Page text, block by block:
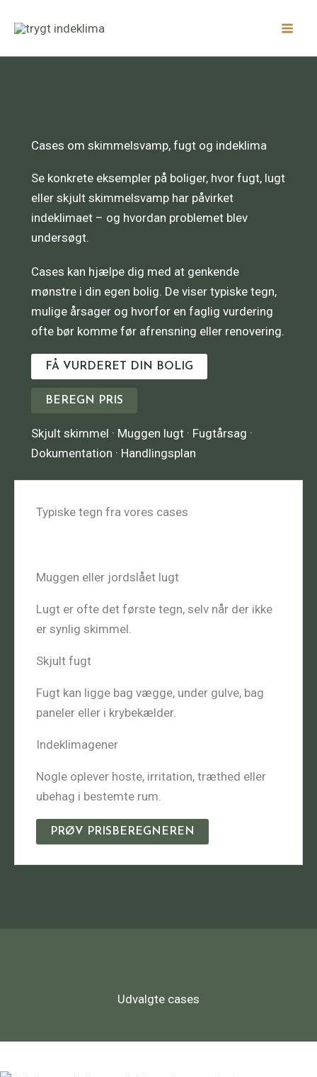
Cases om skimmelsvamp, fugt og indeklima
Se konkrete eksempler på boliger, hvor fugt, lugt
eller skjult skimmelsvamp har påvirket
indeklimaet – og hvordan problemet blev
undersøgt.
Cases kan hjælpe dig med at genkende
mønstre i din egen bolig. De viser typiske tegn,
mulige årsager og hvorfor en faglig vurdering
ofte bør komme før afrensning eller renovering.
FÅ VURDERET DIN BOLIG
BEREGN PRIS
Skjult skimmel · Muggen lugt · Fugtårsag ·
Dokumentation · Handlingsplan
Typiske tegn fra vores cases
Muggen eller jordslået lugt
Lugt er ofte det første tegn, selv når der ikke
er synlig skimmel.
Skjult fugt
Fugt kan ligge bag vægge, under gulve, bag
paneler eller i krybekælder.
Indeklimagener
Nogle oplever hoste, irritation, træthed eller
ubehag i bestemte rum.
PRØV PRISBEREGNEREN
Udvalgte cases